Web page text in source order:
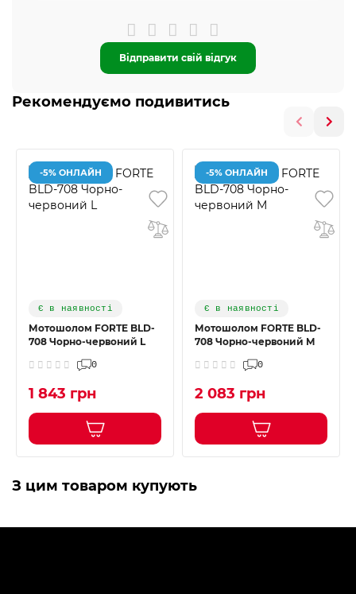
Відправити свій відгук
Рекомендуємо подивитись
-5% ОНЛАЙН
Є в наявності
Мотошолом FORTE BLD-
708 Чорно-червоний L
0
1 843 грн
-5% ОНЛАЙН
Є в наявності
Мотошолом FORTE BLD-
708 Чорно-червоний M
0
2 083 грн
З цим товаром купують